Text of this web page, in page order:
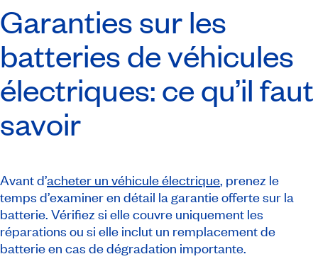
Garanties sur les
batteries de véhicules
électriques: ce qu’il faut
savoir
Avant d’acheter un véhicule électrique, prenez le
temps d’examiner en détail la garantie offerte sur la
batterie. Vérifiez si elle couvre uniquement les
réparations ou si elle inclut un remplacement de
batterie en cas de dégradation importante.